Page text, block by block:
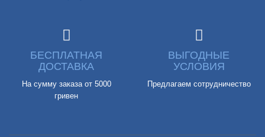
БЕСПЛАТНАЯ
ДОСТАВКА
На сумму заказа от 5000
гривен
ВЫГОДНЫЕ
УСЛОВИЯ
Предлагаем сотрудничество